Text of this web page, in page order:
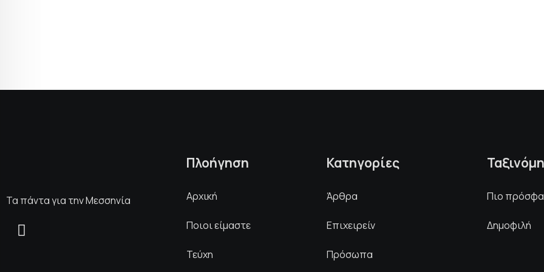
Τα πάντα για την Μεσσηνία
Πλοήγηση
Αρχική
Ποιοι είμαστε
Τεύχη
Κατηγορίες
Άρθρα
Επιχειρείν
Πρόσωπα
Πιο
Δημοφιλή